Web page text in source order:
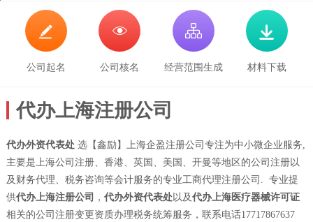

公司起名

公司核名

经营范围生成

材料下载
代办上海注册公司
代办外资代表处选【鑫励】上海企盈注册公司专注为中小微企业服务,
主要是上海公司注册、香港、英国、美国、开曼等地区的公司注册以
及财务代理、税务咨询等会计服务的专业工商代理注册公司. 专业提
供代办上海注册公司 ， 代办外资代表处以及代办上海医疗器械许可证
相关的公司注册变更资质办理税务统筹服务，联系电话17717867637